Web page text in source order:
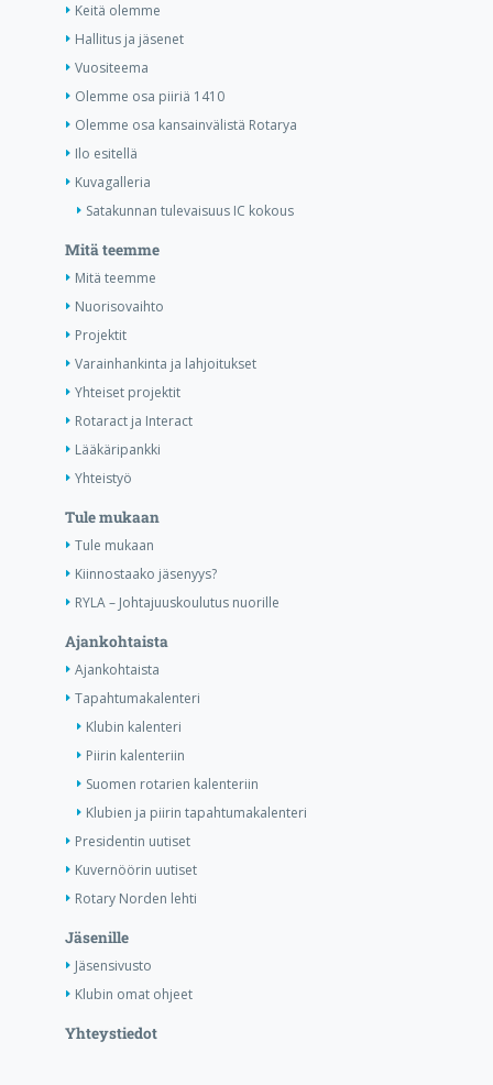
Keitä olemme
Hallitus ja jäsenet
Vuositeema
Olemme osa piiriä 1410
Olemme osa kansainvälistä Rotarya
Ilo esitellä
Kuvagalleria
Satakunnan tulevaisuus IC kokous
Mitä teemme
Mitä teemme
Nuorisovaihto
Projektit
Varainhankinta ja lahjoitukset
Yhteiset projektit
Rotaract ja Interact
Lääkäripankki
Yhteistyö
Tule mukaan
Tule mukaan
Kiinnostaako jäsenyys?
RYLA – Johtajuuskoulutus nuorille
Ajankohtaista
Ajankohtaista
Tapahtumakalenteri
Klubin kalenteri
Piirin kalenteriin
Suomen rotarien kalenteriin
Klubien ja piirin tapahtumakalenteri
Presidentin uutiset
Kuvernöörin uutiset
Rotary Norden lehti
Jäsenille
Jäsensivusto
Klubin omat ohjeet
Yhteystiedot